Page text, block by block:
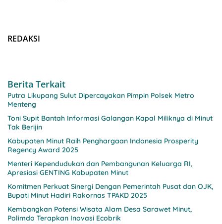
REDAKSI
Berita Terkait
Putra Likupang Sulut Dipercayakan Pimpin Polsek Metro
Menteng
Toni Supit Bantah Informasi Galangan Kapal Miliknya di Minut
Tak Berijin
Kabupaten Minut Raih Penghargaan Indonesia Prosperity
Regency Award 2025
Menteri Kependudukan dan Pembangunan Keluarga RI,
Apresiasi GENTING Kabupaten Minut
Komitmen Perkuat Sinergi Dengan Pemerintah Pusat dan OJK,
Bupati Minut Hadiri Rakornas TPAKD 2025
Kembangkan Potensi Wisata Alam Desa Sarawet Minut,
Polimdo Terapkan Inovasi Ecobrik